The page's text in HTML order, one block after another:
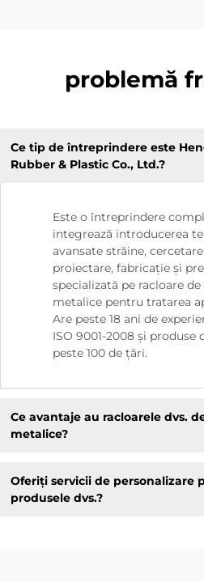
problemă
Ce tip de întreprindere este
Rubber & Plastic Co., Ltd.?
Este o întreprindere
integrează introducerea
avansate străine,
proiectare, fabricație și
specializată pe racloare
metalice pentru tratarea
Are peste 18 ani de
ISO 9001-2008 și
peste 100 de țări.
Ce avantaje au racloarele dvs.
metalice?
Oferiți servicii de personalizare
produsele dvs.?